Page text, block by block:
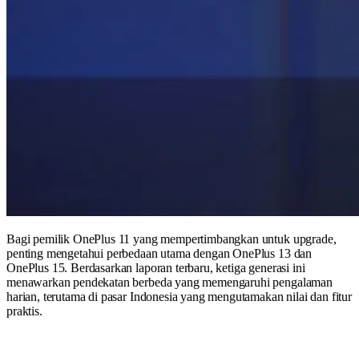
Bagi pemilik OnePlus 11 yang mempertimbangkan untuk upgrade,
penting mengetahui perbedaan utama dengan OnePlus 13 dan
OnePlus 15. Berdasarkan laporan terbaru, ketiga generasi ini
menawarkan pendekatan berbeda yang memengaruhi pengalaman
harian, terutama di pasar Indonesia yang mengutamakan nilai dan fitur
praktis.